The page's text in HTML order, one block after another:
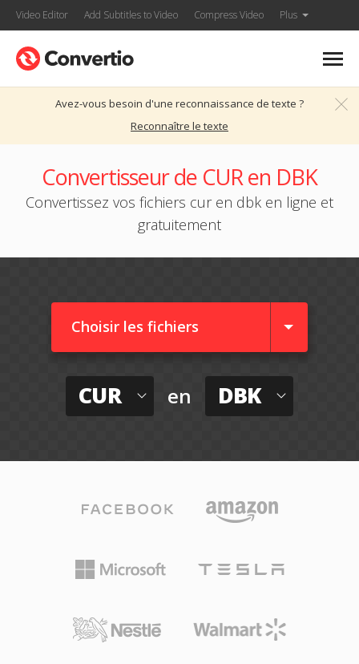
Video Editor Add Subtitles to Video Compress Video Plus
Avez-vous besoin d'une reconnaissance de texte ?
Reconnaître le texte
Convertisseur de CUR en DBK
Convertissez vos fichiers cur en dbk en ligne et
gratuitement
Choisir les fichiers
CUR en DBK